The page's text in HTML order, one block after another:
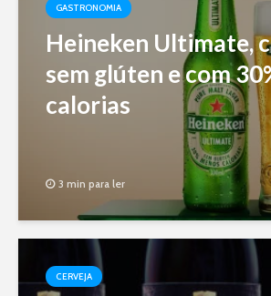
GASTRONOMIA
Heineken Ultimate,
sem glúten e com
calorias
3 min para ler
CERVEJA